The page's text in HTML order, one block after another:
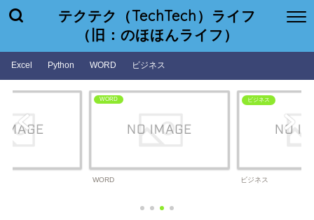
テクテク（TechTech）ライフ
（旧：のほほんライフ）
Excel Python WORD ビジネス
WORD
WORD
ビジネス
ビジネス